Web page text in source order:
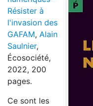
Résister à
l'invasion des
GAFAM, Alain
Saulnier,
Écosociété,
2022, 200
pages.
Ce sont les